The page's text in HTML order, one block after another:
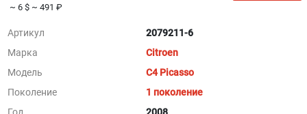
~ 6 $ ~ 491 ₽
Артикул
2079211-6
Марка
Citroen
Модель
C4 Picasso
Поколение
1 поколение